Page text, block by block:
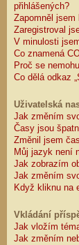
přihlášených?
Zapomněl jsem
Zaregistroval
V minulosti
Co znamená
Proč se
Co dělá odkaz
Uživatelská
Jak změním
Časy jsou
Změnil jsem
Můj jazyk není
Jak zobrazím
Jak změním
Když kliknu na
Vkládání
Jak vložím
Jak změním